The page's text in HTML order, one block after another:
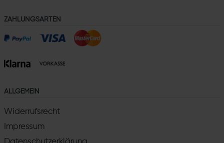
ZAHLUNGSARTEN
ALLGEMEIN
Widerrufsrecht
Impressum